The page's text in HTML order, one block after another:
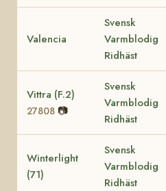
Valencia
Svensk
Varmblodig
Ridhäst
Vittra (F.2)
27808 📷
Svensk
Varmblodig
Ridhäst
Winterlight
(71)
Svensk
Varmblodig
Ridhäst